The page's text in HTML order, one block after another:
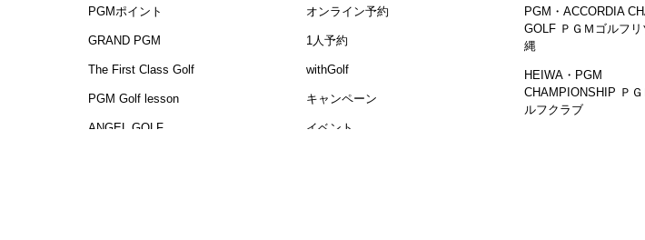
PGMポイント
GRAND PGM
The First Class Golf
PGM Golf lesson
ANGEL GOLF
オンライン予約
1人予約
withGolf
キャンペーン
イベント
PGM・ACCORDIA
GOLF ＰＧＭゴルフリ
縄
HEIWA・PGM
CHAMPIONSHIP Ｐ
ルフクラブ